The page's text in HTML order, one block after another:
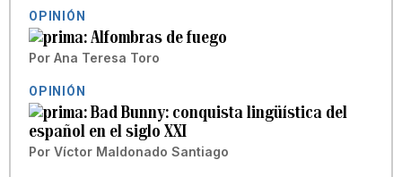
OPINIÓN
Alfombras de fuego
Por Ana Teresa Toro
OPINIÓN
Bad Bunny: conquista lingüística del
español en el siglo XXI
Por Víctor Maldonado Santiago